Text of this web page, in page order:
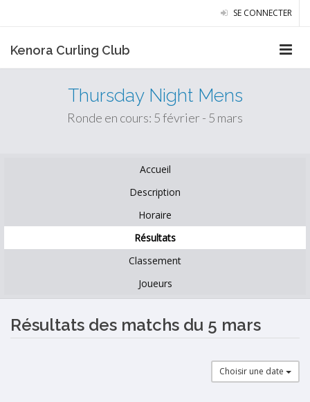
SE CONNECTER
Kenora Curling Club
Thursday Night Mens
Ronde en cours: 5 février - 5 mars
Accueil
Description
Horaire
Résultats
Classement
Joueurs
Résultats des matchs du 5 mars
Choisir une date